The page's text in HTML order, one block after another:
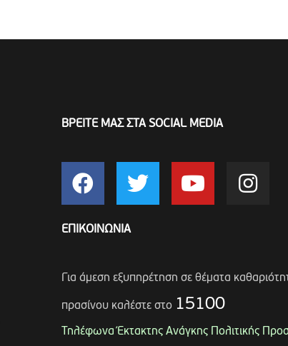
ΒΡΕΙΤΕ ΜΑΣ ΣΤΑ SOCIAL MEDIA
ΕΠΙΚΟΙΝΩΝΙΑ
Για άμεση εξυπηρέτηση σε θέματα
πρασίνου καλέστε στο 15100
Τηλέφωνα Έκτακτης Ανάγκης Πολιτικής